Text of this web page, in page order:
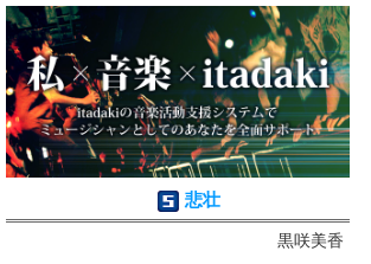
悲壮
黒咲美香